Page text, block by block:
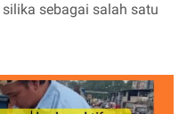
sebagai salah satu